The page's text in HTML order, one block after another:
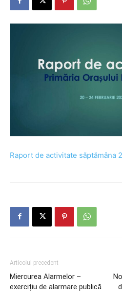
Raport de activitate săptămâna
Articolul precedent
Miercurea Alarmelor –
exercițiu de alarmare publică